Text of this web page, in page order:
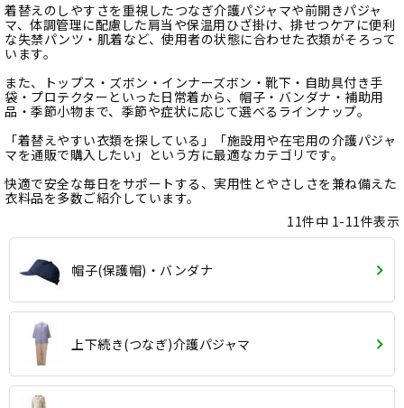
着替えのしやすさを重視したつなぎ介護パジャマや前開きパジャ
マ、体調管理に配慮した肩当や保温用ひざ掛け、排せつケアに便利
な失禁パンツ・肌着など、使用者の状態に合わせた衣類がそろって
います。
また、トップス・ズボン・インナーズボン・靴下・自助具付き手
袋・プロテクターといった日常着から、帽子・バンダナ・補助用
品・季節小物まで、季節や症状に応じて選べるラインナップ。
「着替えやすい衣類を探している」「施設用や在宅用の介護パジャ
マを通販で購入したい」という方に最適なカテゴリです。
快適で安全な毎日をサポートする、実用性とやさしさを兼ね備えた
衣料品を多数ご紹介しています。
11件中 1-11件表示
帽子(保護帽)・バンダナ
上下続き(つなぎ)介護パジャマ